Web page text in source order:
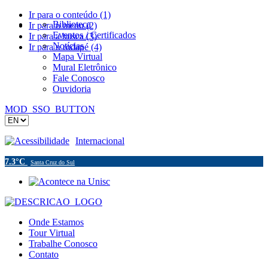
Ir para o conteúdo (1)
Ir para o menu (2)
Ir para a busca (3)
Ir para o rodapé (4)
Biblioteca
Eventos / Certificados
Notícias
Mapa Virtual
Mural Eletrônico
Fale Conosco
Ouvidoria
MOD_SSO_BUTTON
Acessibilidade Internacional
7.3°C Santa Cruz do Sul
Onde Estamos
Tour Virtual
Trabalhe Conosco
Contato